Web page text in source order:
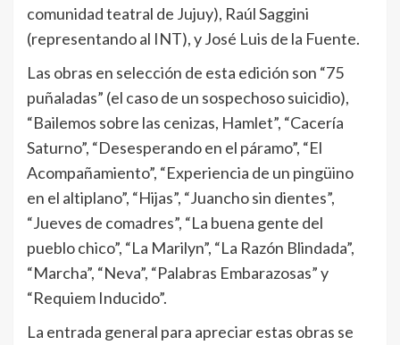
comunidad teatral de Jujuy), Raúl Saggini
(representando al INT), y José Luis de la Fuente.
Las obras en selección de esta edición son “75
puñaladas” (el caso de un sospechoso suicidio),
“Bailemos sobre las cenizas, Hamlet”, “Cacería
Saturno”, “Desesperando en el páramo”, “El
Acompañamiento”, “Experiencia de un pingüino
en el altiplano”, “Hijas”, “Juancho sin dientes”,
“Jueves de comadres”, “La buena gente del
pueblo chico”, “La Marilyn”, “La Razón Blindada”,
“Marcha”, “Neva”, “Palabras Embarazosas” y
“Requiem Inducido”.
La entrada general para apreciar estas obras se